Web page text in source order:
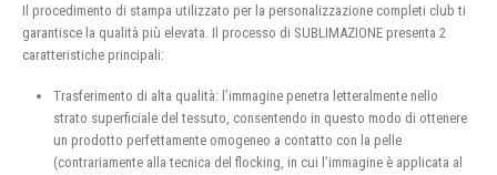
Il procedimento di stampa utilizzato per la personalizzazione completi club ti
garantisce la qualità più elevata. Il processo di SUBLIMAZIONE presenta 2
caratteristiche principali:
Trasferimento di alta qualità: l’immagine penetra letteralmente nello
strato superficiale del tessuto, consentendo in questo modo di ottenere
un prodotto perfettamente omogeneo a contatto con la pelle
(contrariamente alla tecnica del flocking, in cui l’immagine è applicata al